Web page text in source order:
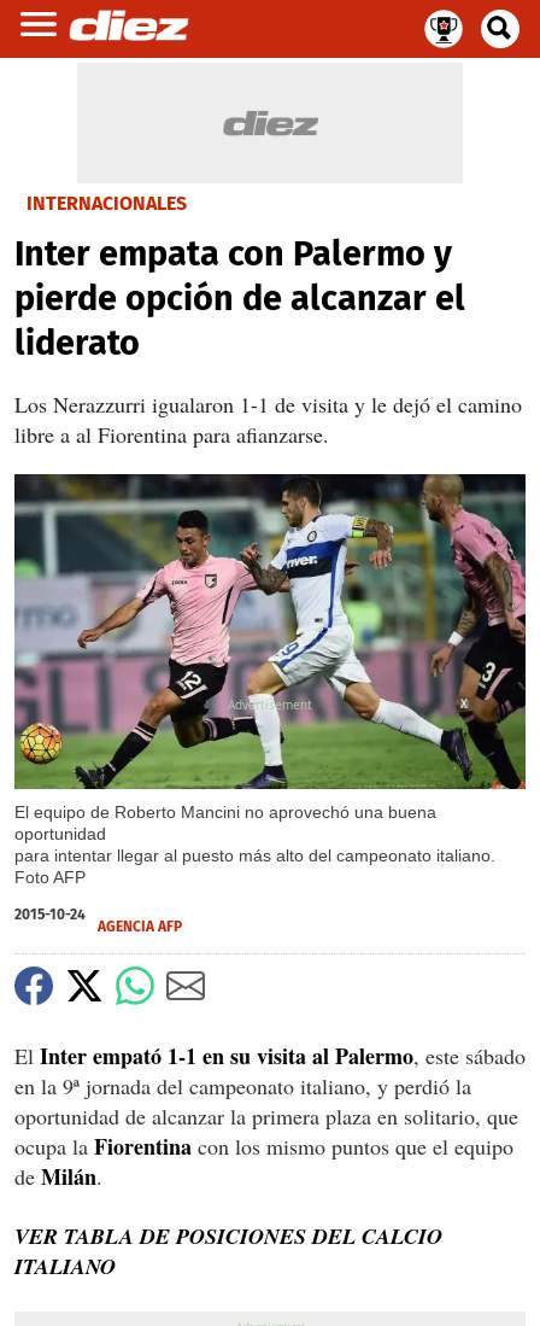
INTERNACIONALES
Inter empata con Palermo y
pierde opción de alcanzar el
liderato
Los Nerazzurri igualaron 1-1 de visita y le dejó el camino
libre a al Fiorentina para afianzarse.
El equipo de Roberto Mancini no aprovechó una buena
oportunidad
para intentar llegar al puesto más alto del campeonato italiano.
Foto AFP
X
2015-10-24
AGENCIA AFP
El Inter empató 1-1 en su visita al Palermo, este sábado
en la 9ª jornada del campeonato italiano, y perdió la
oportunidad de alcanzar la primera plaza en solitario, que
ocupa la Fiorentina con los mismo puntos que el equipo
de Milán.
VER TABLA DE POSICIONES DEL CALCIO
ITALIANO